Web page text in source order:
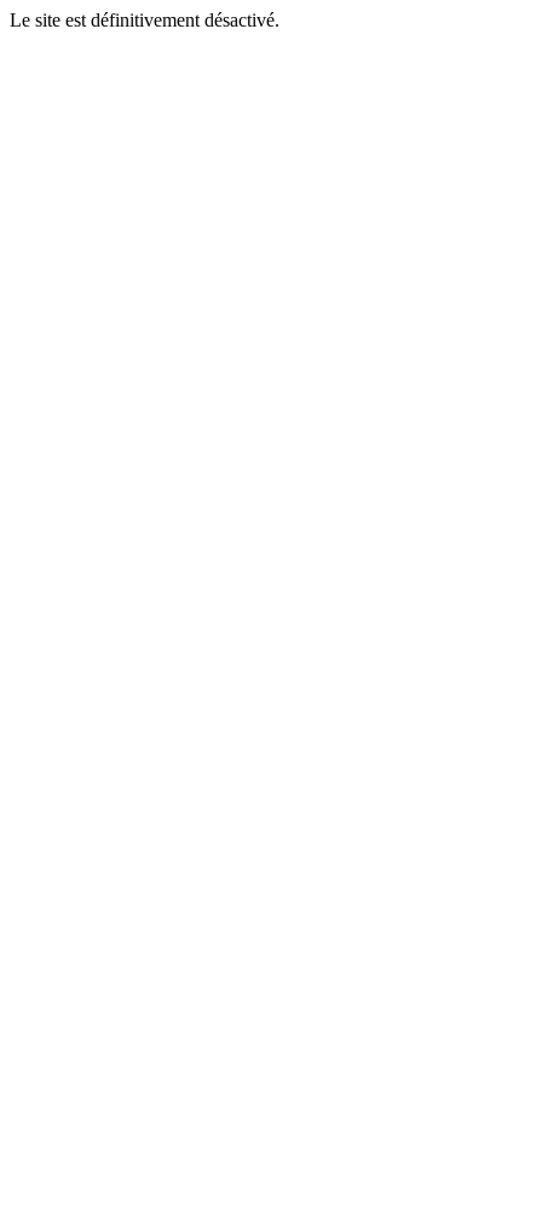
Le site est définitivement désactivé.